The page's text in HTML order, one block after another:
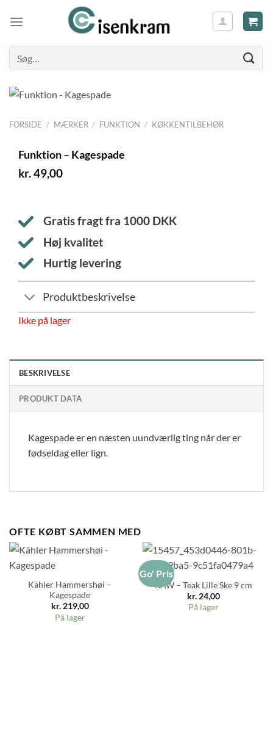
efter:
FORSIDE / MÆRKER / FUNKTION / KØKKENTILBEHØR
Funktion – Kagespade
kr.49,00
Gratis fragt fra 1000 DKK
Høj kvalitet
Hurtig levering
Produktbeskrivelse
Ikke på lager
BESKRIVELSE
PRODUKT DATA
Kagespade er en næsten uundværlig ting når der er
fødseldag eller lign.
OFTE KØBT SAMMEN MED
Kähler Hammershøi –
Kagespade
kr.219,00
På lager
Go' Pris
RAW – Teak Lille Ske 9 cm
kr.24,00
På lager